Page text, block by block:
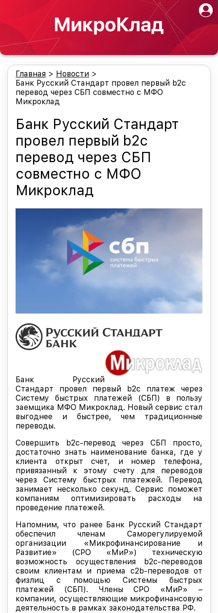
Главная > Новости >
Банк Русский Стандарт провел первый b2c
перевод через СБП совместно с МФО
Микроклад
Банк Русский Стандарт
провел первый b2c
перевод через СБП
совместно с МФО
Микроклад
Банк Русский
Стандарт провел первый b2c платеж через
Систему быстрых платежей (СБП) в пользу
заемщика МФО Микроклад. Новый сервис стал
выгоднее и быстрее, чем традиционные
переводы.
Совершить b2c-перевод через СБП просто,
достаточно знать наименование банка, где у
клиента открыт счет, и номер телефона,
привязанный к этому счету для переводов
через Систему быстрых платежей. Перевод
занимает несколько секунд. Сервис поможет
компаниям оптимизировать расходы на
проведение платежей.
Напомним, что ранее Банк Русский Стандарт
обеспечил членам Саморегулируемой
организации «Микрофинансирование и
Развитие» (СРО «МиР») техническую
возможность осуществления b2c-переводов
своим клиентам и приема с2b-переводов от
физлиц с помощью Системы быстрых
платежей (СБП). Члены СРО «МиР» –
компании, осуществляющие микрофинансовую
деятельность в рамках законодательства РФ.